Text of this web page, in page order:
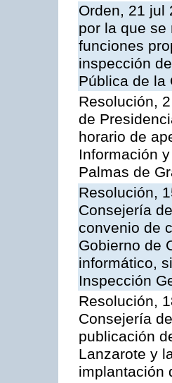
Orden, 21 jul
por la que
funciones
inspección
Pública de la
Resolución,
de
horario de
Información
Palmas de
Resolución,
Consejería
convenio de
Gobierno de
informático,
Inspección
Resolución,
Consejería
publicación
Lanzarote y
implantación